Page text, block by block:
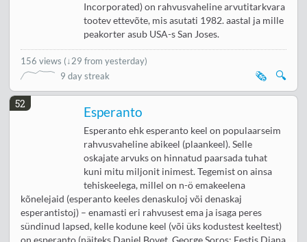
Incorporated) on rahvusvaheline arvutitarkvara
tootev ettevõte, mis asutati 1982. aastal ja mille
peakorter asub USA-s San Joses.
156 views (↓29 from yesterday)
9 day streak
🔍
🗞️
52
Esperanto
Esperanto ehk esperanto keel on populaarseim
rahvusvaheline abikeel (plaankeel). Selle
oskajate arvuks on hinnatud paarsada tuhat
kuni mitu miljonit inimest. Tegemist on ainsa
tehiskeelega, millel on n-ö emakeelena
kõnelejaid (esperanto keeles denaskuloj või denaskaj
esperantistoj) – enamasti eri rahvusest ema ja isaga peres
sündinud lapsed, kelle kodune keel (või üks kodustest keeltest)